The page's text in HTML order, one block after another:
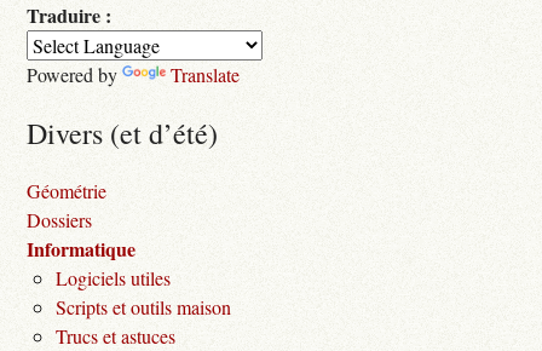
Traduire :
Powered by Translate
Divers (et d’été)
Géométrie
Dossiers
Informatique
Logiciels utiles
Scripts et outils maison
Trucs et astuces